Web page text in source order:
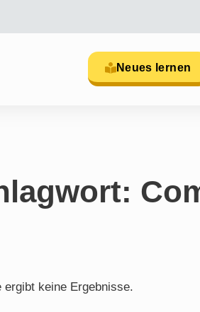
Neues lernen
ergibt keine Ergebnisse.